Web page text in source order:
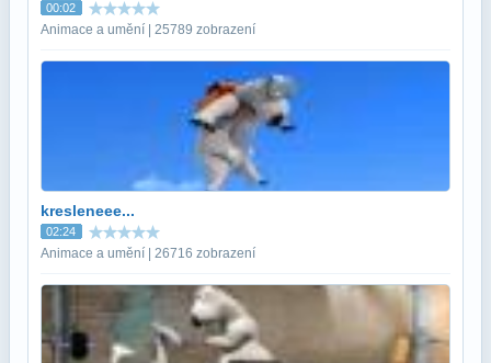
00:02
Animace a umění | 25789 zobrazení
kresleneee...
02:24
Animace a umění | 26716 zobrazení